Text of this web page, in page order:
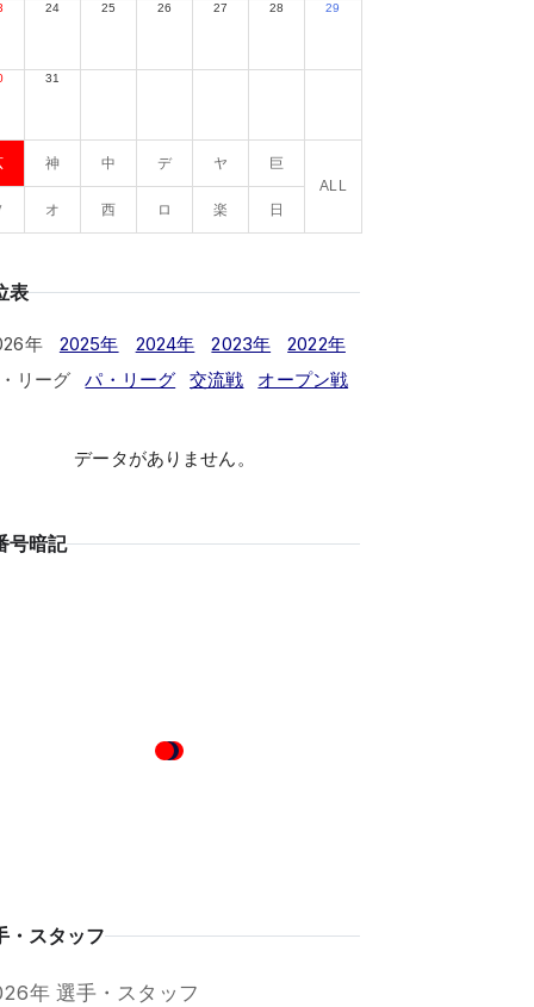
24 25 26 27 28 29
31
神 中 デ ヤ
巨
ALL
オ 西 ロ 楽 日
表
年 2025年 2024年 2023年
2022年
リーグ
パ・リーグ 交流戦 オープン戦
データがありません。
号暗記
・スタッフ
年 選手・スタッフ